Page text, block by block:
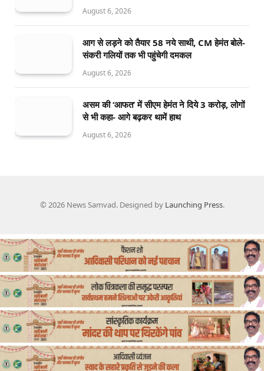
August 6, 2026
आग से लड़ने को तैयार 58 नये साथी, CM हेमंत बोले-
संकरी गलियों तक भी पहुंचेगी दमकल
August 6, 2026
असम की ‘आफत’ में सीएम हेमंत ने दिये 3 करोड़, लोगों
से भी कहा- आगे बढ़कर थामें हाथ
August 6, 2026
© 2026 News Samvad. Designed by Launching Press.